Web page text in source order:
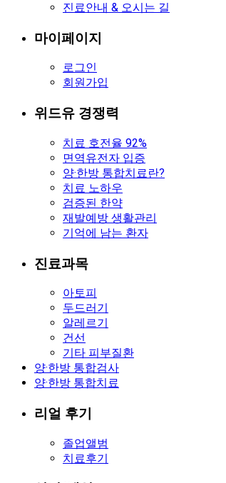
진료안내 & 오시는 길
마이페이지
로그인
회원가입
위드유 경쟁력
치료 호전율 92%
면역유전자 입증
양·한방 통합치료란?
치료 노하우
검증된 한약
재발예방 생활관리
기억에 남는 환자
진료과목
아토피
두드러기
알레르기
건선
기타 피부질환
양·한방 통합검사
양·한방 통합치료
리얼 후기
졸업앨범
치료후기